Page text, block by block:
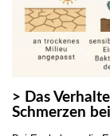
> Das
Schmerzen